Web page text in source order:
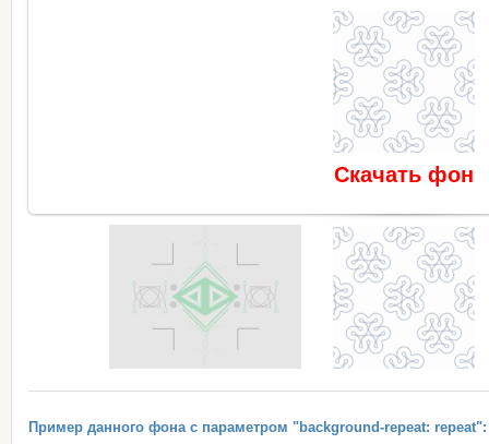
Скачать фон
Пример данного фона с параметром "background-repeat: repeat":